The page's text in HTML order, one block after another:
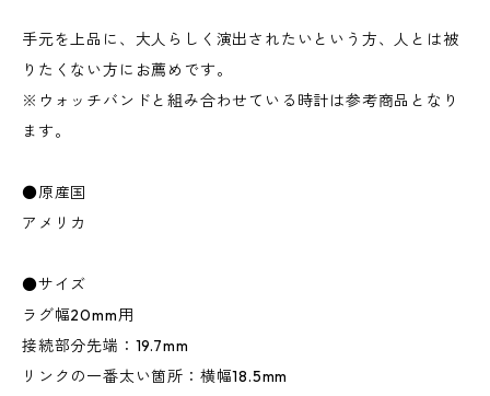
手元を上品に、大人らしく演出されたいという方、人とは被
りたくない方にお薦めです。
※ウォッチバンドと組み合わせている時計は参考商品となり
ます。
●原産国
アメリカ
●サイズ
ラグ幅20mm用
接続部分先端：19.7mm
リンクの一番太い箇所：横幅18.5mm